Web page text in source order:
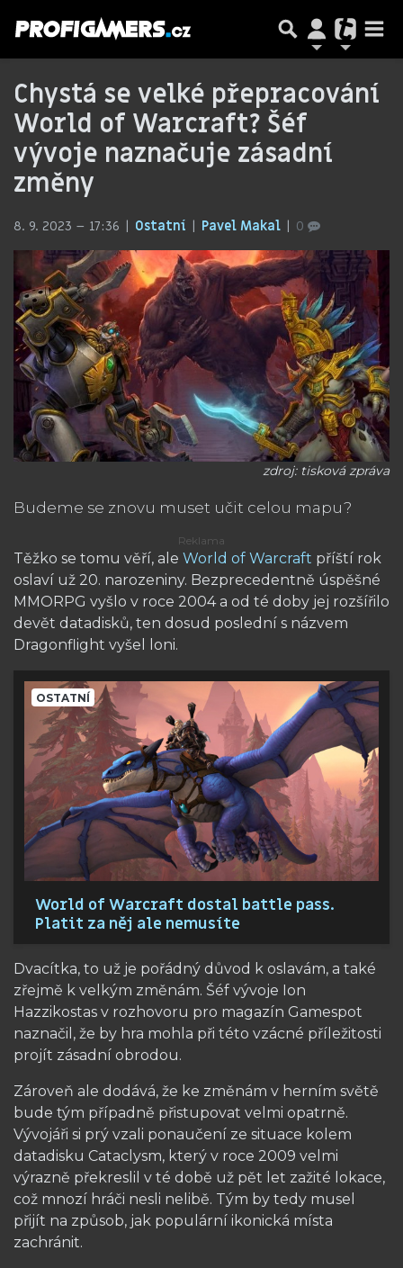
Chystá se velké přepracování
World of Warcraft? Šéf
vývoje naznačuje zásadní
změny
8. 9. 2023 – 17:36 Ostatní Pavel Makal 0
zdroj: tisková zpráva
Budeme se znovu muset učit celou mapu?
Těžko se tomu věří, ale World of Warcraft příští rok
oslaví už 20. narozeniny. Bezprecedentně úspěšné
MMORPG vyšlo v roce 2004 a od té doby jej rozšířilo
devět datadisků, ten dosud poslední s názvem
Dragonflight vyšel loni.
OSTATNÍ
World of Warcraft dostal battle pass.
Platit za něj ale nemusíte
Dvacítka, to už je pořádný důvod k oslavám, a také
zřejmě k velkým změnám. Šéf vývoje Ion
Hazzikostas v rozhovoru pro magazín Gamespot
naznačil, že by hra mohla při této vzácné příležitosti
projít zásadní obrodou.
Zároveň ale dodává, že ke změnám v herním světě
bude tým případně přistupovat velmi opatrně.
Vývojáři si prý vzali ponaučení ze situace kolem
datadisku Cataclysm, který v roce 2009 velmi
výrazně překreslil v té době už pět let zažité lokace,
což mnozí hráči nesli nelibě. Tým by tedy musel
přijít na způsob, jak populární ikonická místa
zachránit.